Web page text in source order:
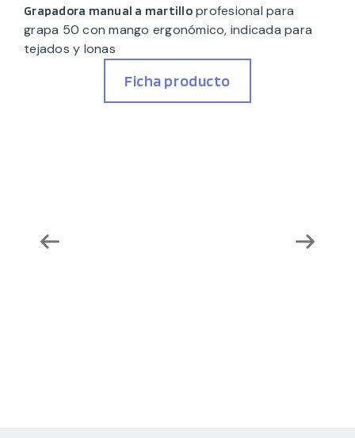
Grapadora manual a martilloprofesional para
grapa 50 con mango ergonómico, indicada para
tejados y lonas
Ficha producto